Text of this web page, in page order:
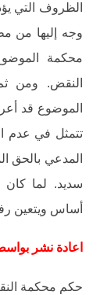
الظروف التي
وجه إليها من
محكمة
النقض. ومن
الموضوع قد
تتمثل في عدم
المدعي بالحق
سديد. لما
أساس ويتعين
اعادة نشر
حكم محكمة